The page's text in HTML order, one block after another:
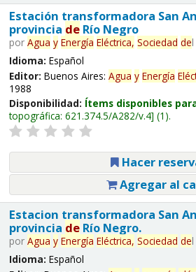
Estación transformadora San
provincia deRío Negro
por Agua y Energía Eléctrica, Sociedad del
Idioma: Español
Editor: Buenos Aires: Agua y Energía
1988
Disponibilidad: Ítems disponibles
topográfica: 621.374.5/A282/v.4 (1).
Hacer
Agregar al
Estacion transformadora San
provincia deRío Negro.
por Agua y Energía Eléctrica, Sociedad del
Idioma: Español